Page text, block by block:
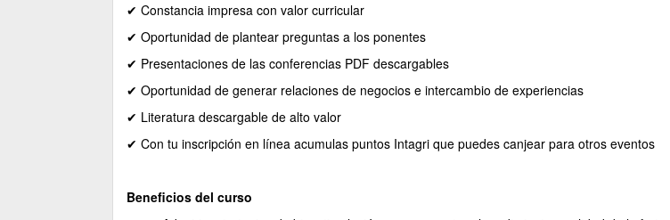
✔ Constancia impresa con valor curricular
✔ Oportunidad de plantear preguntas a los ponentes
✔ Presentaciones de las conferencias PDF descargables
✔ Oportunidad de generar relaciones de negocios e intercambio de experiencias
✔ Literatura descargable de alto valor
✔ Con tu inscripción en línea acumulas puntos Intagri que puedes canjear para otros eventos
Beneficios del curso